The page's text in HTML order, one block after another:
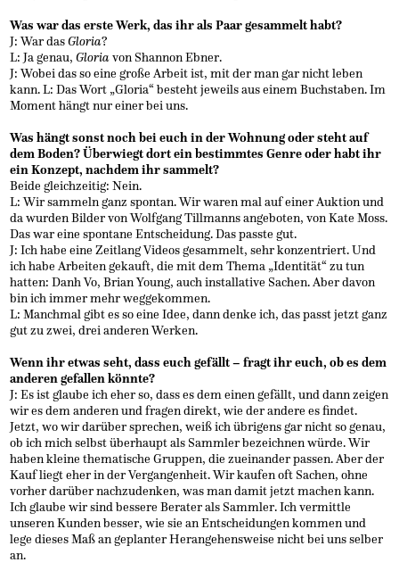
Was war das erste Werk, das ihr als Paar gesammelt habt?
J: War dasGloria?
L: Ja genau,Gloriavon Shannon Ebner.
J: Wobei das so eine große Arbeit ist, mit der man gar nicht leben
kann. L: Das Wort „Gloria“ besteht jeweils aus einem Buchstaben. Im
Moment hängt nur einer bei uns.
Was hängt sonst noch bei euch in der Wohnung oder steht auf
dem Boden? Überwiegt dort ein bestimmtes Genre oder habt ihr
ein Konzept, nachdem ihr sammelt?
Beide gleichzeitig: Nein.
L: Wir sammeln ganz spontan. Wir waren mal auf einer Auktion und
da wurden Bilder von Wolfgang Tillmanns angeboten, von Kate Moss.
Das war eine spontane Entscheidung. Das passte gut.
J: Ich habe eine Zeitlang Videos gesammelt, sehr konzentriert. Und
ich habe Arbeiten gekauft, die mit dem Thema „Identität“ zu tun
hatten: Danh Vo, Brian Young, auch installative Sachen. Aber davon
bin ich immer mehr weggekommen.
L: Manchmal gibt es so eine Idee, dann denke ich, das passt jetzt ganz
gut zu zwei, drei anderen Werken.
Wenn ihr etwas seht, dass euch gefällt – fragt ihr euch, ob es dem
anderen gefallen könnte?
J: Es ist glaube ich eher so, dass es dem einen gefällt, und dann zeigen
wir es dem anderen und fragen direkt, wie der andere es findet.
Jetzt, wo wir darüber sprechen, weiß ich übrigens gar nicht so genau,
ob ich mich selbst überhaupt als Sammler bezeichnen würde. Wir
haben kleine thematische Gruppen, die zueinander passen. Aber der
Kauf liegt eher in der Vergangenheit. Wir kaufen oft Sachen, ohne
vorher darüber nachzudenken, was man damit jetzt machen kann.
Ich glaube wir sind bessere Berater als Sammler. Ich vermittle
unseren Kunden besser, wie sie an Entscheidungen kommen und
lege dieses Maß an geplanter Herangehensweise nicht bei uns selber
an.